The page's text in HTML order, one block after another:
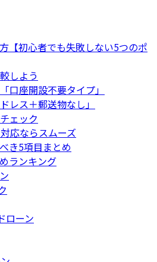
【初心者でも失敗しない5つのポ
しよう
口座開設不要タイプ」
レス＋郵送物なし」
ェック
応ならスムーズ
き5項目まとめ
ランキング
ローン